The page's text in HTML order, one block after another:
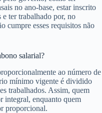
no ano-base, estar inscrito
ter trabalhado por, no
cumpre esses requisitos não
salarial?
ao número de
mínimo vigente é dividido
trabalhados. Assim, quem
integral, enquanto quem
proporcional.